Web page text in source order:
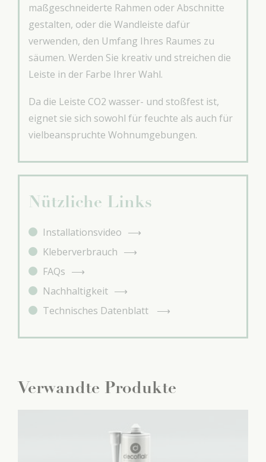
maßgeschneiderte Rahmen oder Abschnitte
gestalten, oder die Wandleiste dafür
verwenden, den Umfang Ihres Raumes zu
säumen. Werden Sie kreativ und streichen die
Leiste in der Farbe Ihrer Wahl.
Da die Leiste CO2 wasser- und stoßfest ist,
eignet sie sich sowohl für feuchte als auch für
vielbeanspruchte Wohnumgebungen.
Nützliche Links
Installationsvideo
Kleberverbrauch
FAQs
Nachhaltigkeit
Technisches Datenblatt
Verwandte Produkte